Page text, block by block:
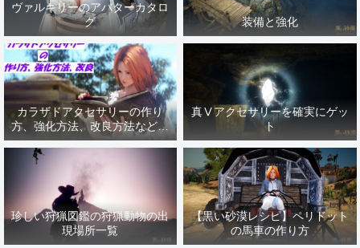
ヴァルキリーのアバターカタロ
グ
装備と強化
カラザドアクセサリーの作り
方、強化方法、改良方法などま
とめ【黒い砂漠冒険日誌１４１
真Ⅴアクセサリーを確実にゲッ
ト
珍しい狩猟図鑑の狩猟動物の出
現場所一覧
【黒い砂漠レシピ】ペリドット
の馬車の作り方